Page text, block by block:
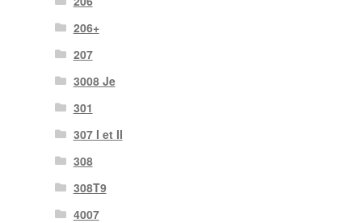
206+
207
3008 Je
301
307 I et II
308
308T9
4007